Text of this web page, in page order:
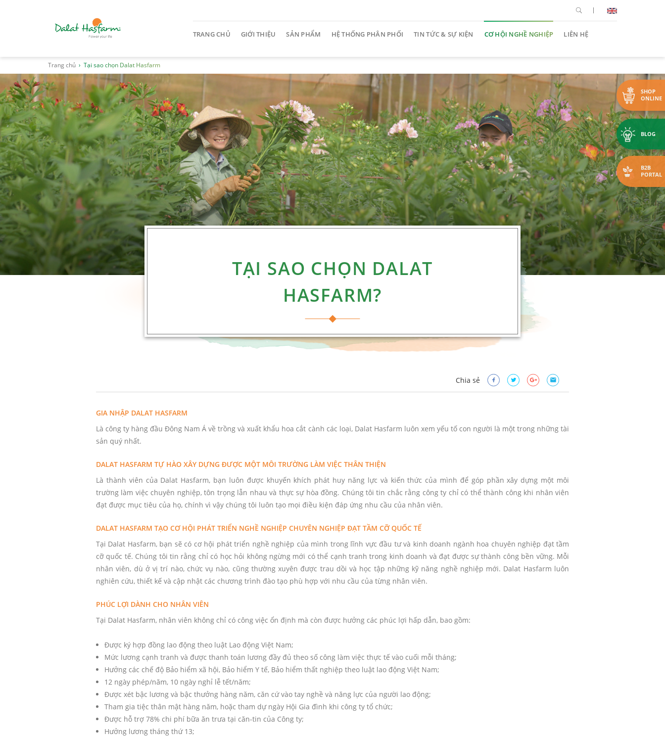
TRANG CHỦ GIỚI THIỆU SẢN PHẨM HỆ THỐNG PHÂN PHỐI TIN TỨC & SỰ KIỆN CƠ HỘI NGHỀ NGHIỆP LIÊN HỆ
SHOP
ONLINE
BLOG
B2B
PORTAL
Trang chủ Tại sao chọn Dalat Hasfarm
TẠI SAO CHỌN DALAT
HASFARM?
Chia sẻ
GIA NHẬP DALAT HASFARM
Là công ty hàng đầu Đông Nam Á về trồng và xuất khẩu hoa cắt cành các loại, Dalat Hasfarm luôn xem yếu tố con người là một trong những tài
sản quý nhất.
DALAT HASFARM TỰ HÀO XÂY DỰNG ĐƯỢC MỘT MÔI TRƯỜNG LÀM VIỆC THÂN THIỆN
Là thành viên của Dalat Hasfarm, bạn luôn được khuyến khích phát huy năng lực và kiến thức của mình để góp phần xây dựng một môi
trường làm việc chuyên nghiệp, tôn trọng lẫn nhau và thực sự hòa đồng. Chúng tôi tin chắc rằng công ty chỉ có thể thành công khi nhân viên
đạt được mục tiêu của họ, chính vì vậy chúng tôi luôn tạo mọi điều kiện đáp ứng nhu cầu của nhân viên.
DALAT HASFARM TẠO CƠ HỘI PHÁT TRIỂN NGHỀ NGHIỆP CHUYÊN NGHIỆP ĐẠT TẦM CỠ QUỐC TẾ
Tại Dalat Hasfarm, bạn sẽ có cơ hội phát triển nghề nghiệp của mình trong lĩnh vực đầu tư và kinh doanh ngành hoa chuyên nghiệp đạt tầm
cỡ quốc tế. Chúng tôi tin rằng chỉ có học hỏi không ngừng mới có thể cạnh tranh trong kinh doanh và đạt được sự thành công bền vững. Mỗi
nhân viên, dù ở vị trí nào, chức vụ nào, cũng thường xuyên được trau dồi và học tập những kỹ năng nghề nghiệp mới. Dalat Hasfarm luôn
nghiên cứu, thiết kế và cập nhật các chương trình đào tạo phù hợp với nhu cầu của từng nhân viên.
PHÚC LỢI DÀNH CHO NHÂN VIÊN
Tại Dalat Hasfarm, nhân viên không chỉ có công việc ổn định mà còn được hưởng các phúc lợi hấp dẫn, bao gồm:
Được ký hợp đồng lao động theo luật Lao động Việt Nam;
Mức lương cạnh tranh và được thanh toán lương đầy đủ theo số công làm việc thực tế vào cuối mỗi tháng;
Hưởng các chế độ Bảo hiểm xã hội, Bảo hiểm Y tế, Bảo hiểm thất nghiệp theo luật lao động Việt Nam;
12 ngày phép/năm, 10 ngày nghỉ lễ tết/năm;
Được xét bậc lương và bậc thưởng hàng năm, căn cứ vào tay nghề và năng lực của người lao động;
Tham gia tiệc thân mật hàng năm, hoặc tham dự ngày Hội Gia đình khi công ty tổ chức;
Được hỗ trợ 78% chi phí bữa ăn trưa tại căn-tin của Công ty;
Hưởng lương tháng thứ 13;